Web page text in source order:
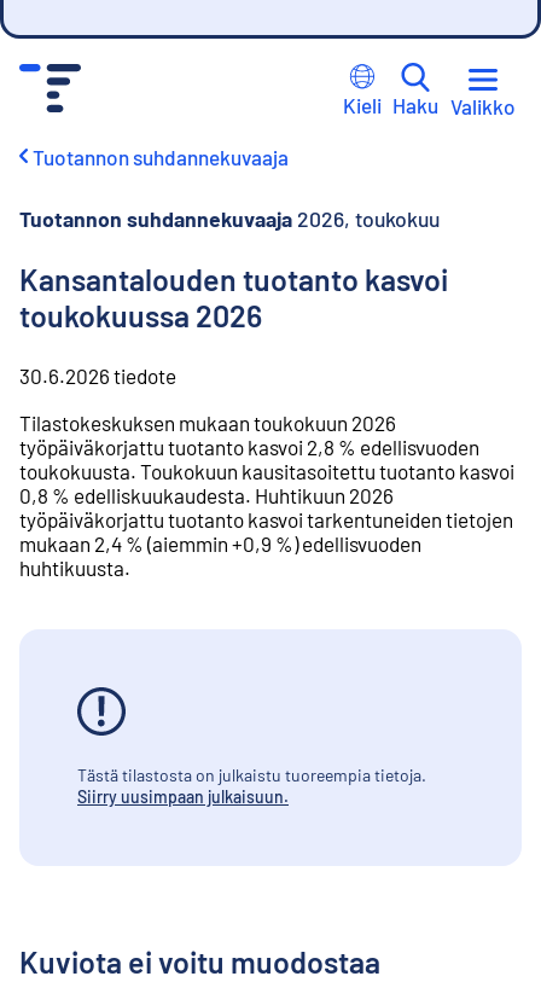
Kieli Haku Valikko
Tuotannon suhdannekuvaaja
Tuotannon suhdannekuvaaja 2026, toukokuu
Kansantalouden tuotanto kasvoi
toukokuussa 2026
30.6.2026 tiedote
Tilastokeskuksen mukaan toukokuun 2026
työpäiväkorjattu tuotanto kasvoi 2,8 % edellisvuoden
toukokuusta. Toukokuun kausitasoitettu tuotanto kasvoi
0,8 % edelliskuukaudesta. Huhtikuun 2026
työpäiväkorjattu tuotanto kasvoi tarkentuneiden tietojen
mukaan 2,4 % (aiemmin +0,9 %) edellisvuoden
huhtikuusta.
Tästä tilastosta on julkaistu tuoreempia tietoja.
Siirry uusimpaan julkaisuun.
Kuviota ei voitu muodostaa